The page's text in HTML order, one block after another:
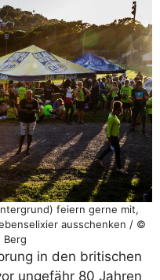
feiern gerne mit,
ausschenken / ©
Berg
in den britischen
ungefähr 80 Jahren